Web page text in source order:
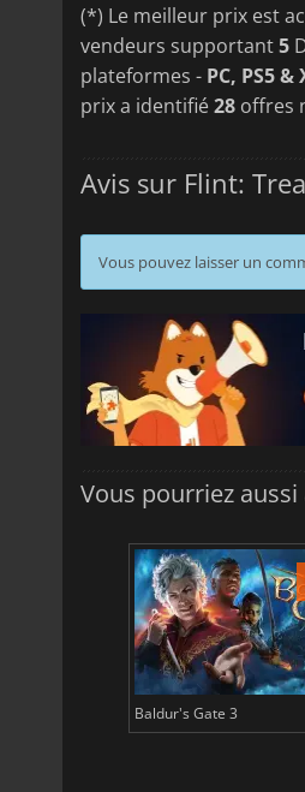
(*) Le meilleur prix est
vendeurs supportant5
plateformes - PC, PS5
prix a identifié28 offres
Avis sur Flint:
Vous pouvez laisser un
Vous pourriez
Baldur's Gate 3